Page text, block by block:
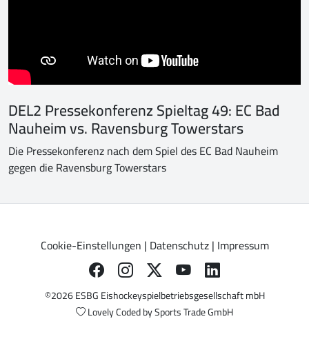
DEL2 Pressekonferenz Spieltag 49: EC Bad
Nauheim vs. Ravensburg Towerstars
Die Pressekonferenz nach dem Spiel des EC Bad Nauheim
gegen die Ravensburg Towerstars
Cookie-Einstellungen | Datenschutz| Impressum
©2026 ESBG Eishockeyspielbetriebsgesellschaft mbH
Lovely Coded bySports Trade GmbH